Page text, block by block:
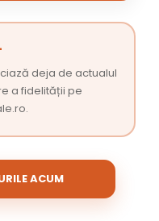
deja de actualul
a fidelității pe
ACUM